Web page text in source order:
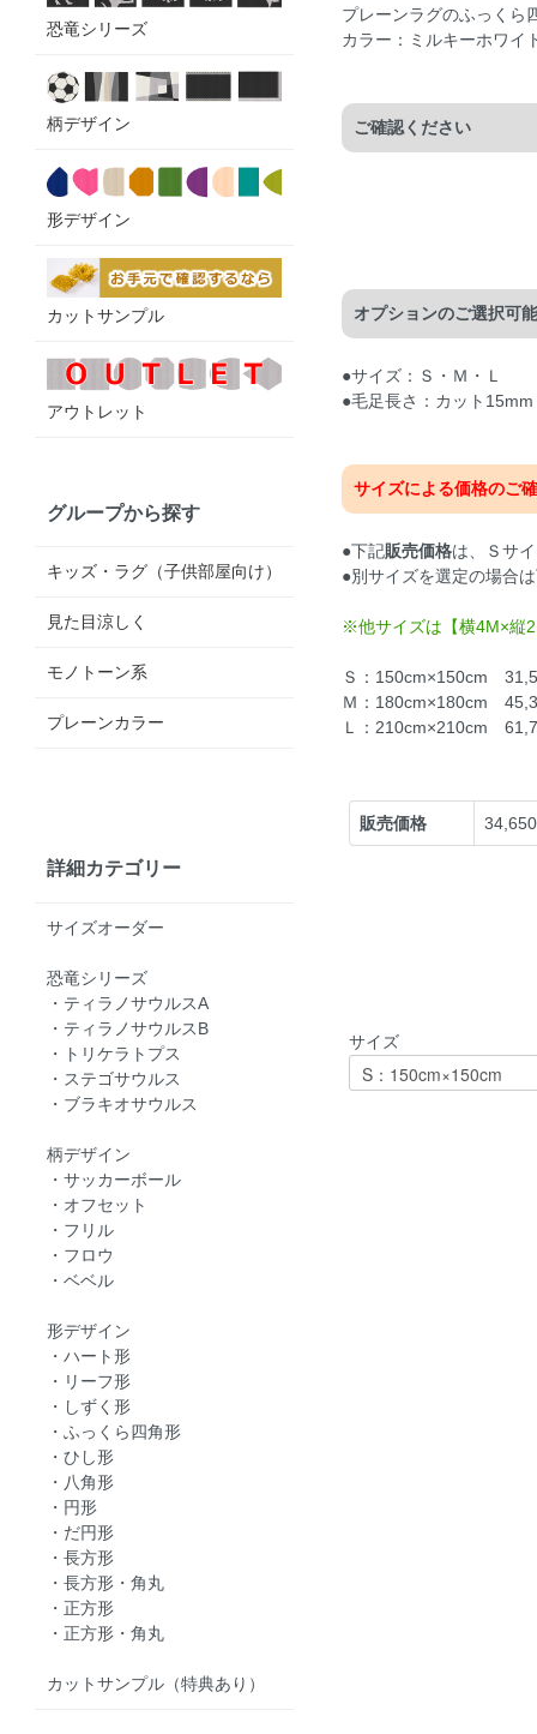
プレーンラグのふっくら
カラー：ミルキーホワイ
ご確認ください
オプションのご選択可
●サイズ：Ｓ・Ｍ・Ｌ
●毛足長さ：カット
サイズによる価格のご
●下記販売価格は、Ｓサ
●別サイズを選定の場合
※他サイズは【横4M×縦
Ｓ：150cm×150cm
Ｍ：180cm×180cm
Ｌ：210cm×210cm
販売価格
サイズ
恐竜シリーズ
柄デザイン
形デザイン
カットサンプル
アウトレット
グループから探す
キッズ・ラグ（子供部屋向け）
見た目涼しく
モノトーン系
プレーンカラー
詳細カテゴリー
サイズオーダー
恐竜シリーズ
・ティラノサウルスA
・ティラノサウルスB
・トリケラトプス
・ステゴサウルス
・ブラキオサウルス
柄デザイン
・サッカーボール
・オフセット
・フリル
・フロウ
・ベベル
形デザイン
・ハート形
・リーフ形
・しずく形
・ふっくら四角形
・ひし形
・八角形
・円形
・だ円形
・長方形
・長方形・角丸
・正方形
・正方形・角丸
カットサンプル（特典あり）